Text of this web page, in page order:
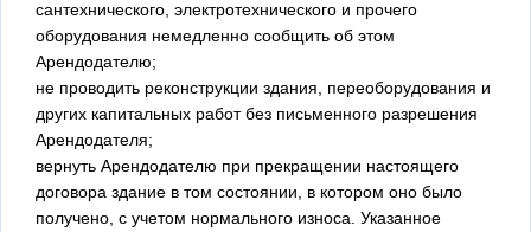
сантехнического, электротехнического и прочего
оборудования немедленно сообщить об этом
Арендодателю;
не проводить реконструкции здания, переоборудования и
других капитальных работ без письменного разрешения
Арендодателя;
вернуть Арендодателю при прекращении настоящего
договора здание в том состоянии, в котором оно было
получено, с учетом нормального износа. Указанное